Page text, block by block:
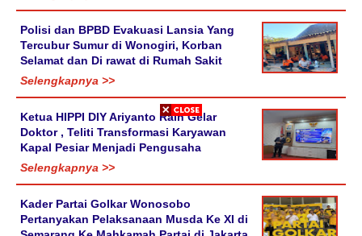
Polisi dan BPBD Evakuasi Lansia Yang
Tercubur Sumur di Wonogiri, Korban
Selamat dan Di rawat di Rumah Sakit
Selengkapnya >>
Ketua HIPPI DIY Ariyanto Raih Gelar
Doktor , Teliti Transformasi Karyawan
Kapal Pesiar Menjadi Pengusaha
Selengkapnya >>
Kader Partai Golkar Wonosobo
Pertanyakan Pelaksanaan Musda Ke XI di